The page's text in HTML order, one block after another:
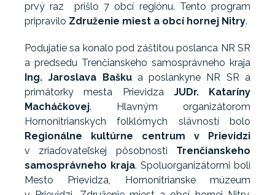
prvý raz prišlo 7 obcí regiónu. Tento program
pripravilo Združenie miest a obcí hornej Nitry.
Podujatie sa konalo pod záštitou poslanca NR SR
a predsedu Trenčianskeho samosprávneho kraja
Ing. Jaroslava Baškua poslankyne NR SR a
primátorky mesta Prievidza JUDr. Kataríny
Macháčkovej. Hlavným organizátorom
Hornonitrianskych folklórnych slávností bolo
Regionálne kultúrne centrum v Prievidzi
v zriaďovateľskej pôsobnosti Trenčianskeho
samosprávneho kraja. Spoluorganizátormi boli
Mesto Prievidza, Hornonitrianske múzeum